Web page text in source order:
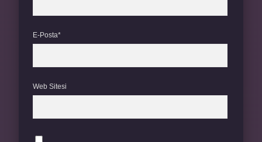
E-Posta*
Web Sitesi